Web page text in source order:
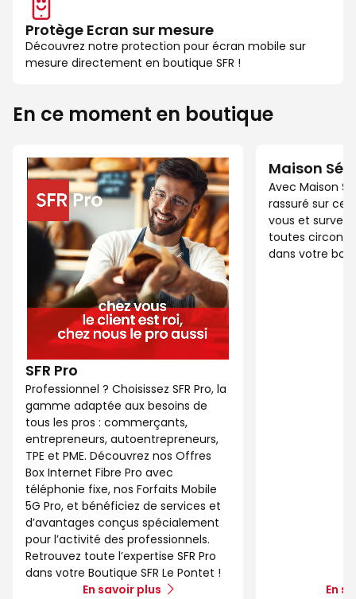
Protège Ecran sur mesure
Découvrez notre protection pour écran mobile sur
mesure directement en boutique SFR !
En ce moment en boutique
SFR Pro
Professionnel ? Choisissez SFR Pro, la
gamme adaptée aux besoins de
tous les pros : commerçants,
entrepreneurs, autoentrepreneurs,
TPE et PME. Découvrez nos Offres
Box Internet Fibre Pro avec
téléphonie fixe, nos Forfaits Mobile
5G Pro, et bénéficiez de services et
d’avantages conçus spécialement
pour l’activité des professionnels.
Retrouvez toute l’expertise SFR Pro
dans votre Boutique SFR Le Pontet !
En savoir plus
Maison
Avec Maison
rassuré sur ce
vous et
toutes
dans votre
En